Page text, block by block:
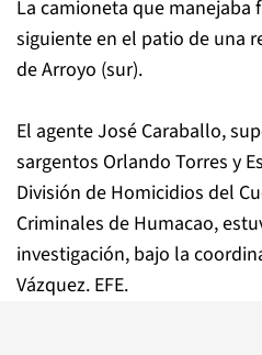
La camioneta que manejaba
siguiente en el patio de una
de Arroyo (sur).
El agente José Caraballo,
sargentos Orlando Torres y
División de Homicidios del
Criminales de Humacao,
investigación, bajo la
Vázquez. EFE.